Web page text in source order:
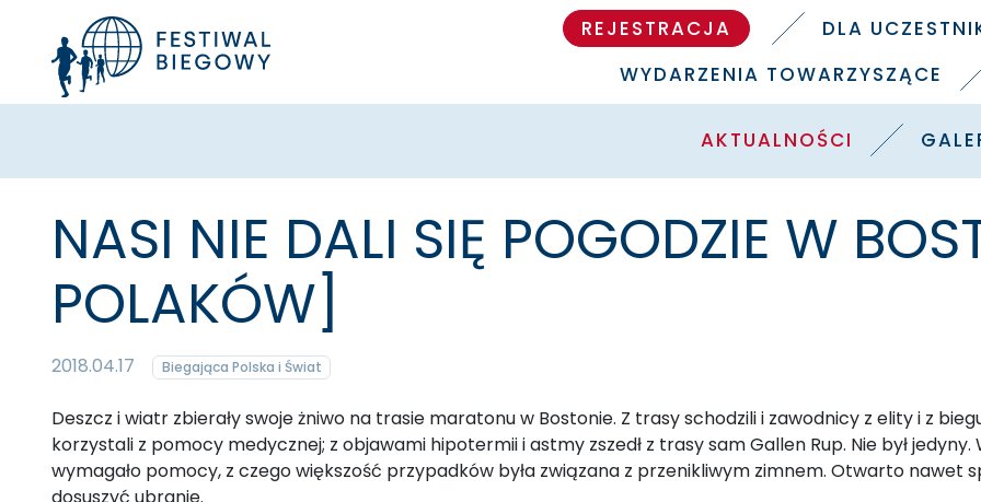
REJESTRACJA DLA
WYDARZENIA TOWARZYSZĄCE
AKTUALNOŚCI
NASI NIE DALI SIĘ POGODZIE W
POLAKÓW]
2018.04.17 Biegająca Polska i Świat
Deszcz i wiatr zbierały swoje żniwo na trasie maratonu w Bostonie. Z trasy schodzili i zawodnicy z elity i z
korzystali z pomocy medycznej; z objawami hipotermii i astmy zszedł z trasy sam Gallen Rup. Nie był
wymagało pomocy, z czego większość przypadków była związana z przenikliwym zimnem. Otwarto nawet